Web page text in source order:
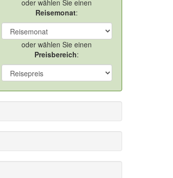
oder wählen Sie einen
Reisemonat:
oder wählen Sie einen
Preisbereich: